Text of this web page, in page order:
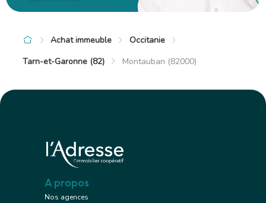
Achat immeuble
Occitanie
Tarn-et-Garonne (82)
Montauban (82000)
A propos
Nos agences